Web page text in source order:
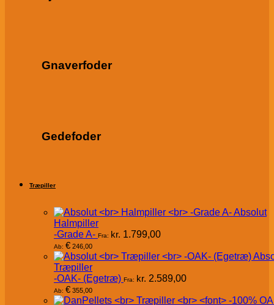
Gnaverfoder
Gedefoder
Træpiller
Absolut
Halmpiller
-Grade A- Fra: kr. 1.799,00
Ab: € 246,00
Træpiller
-OAK- (Egetræ) Fra: kr. 2.589,00
Ab: € 355,00